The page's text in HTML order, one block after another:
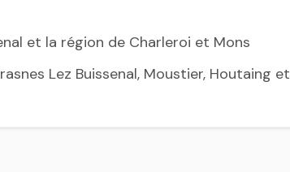
et la région de Charleroi et Mons
Lez Buissenal, Moustier, Houtaing et